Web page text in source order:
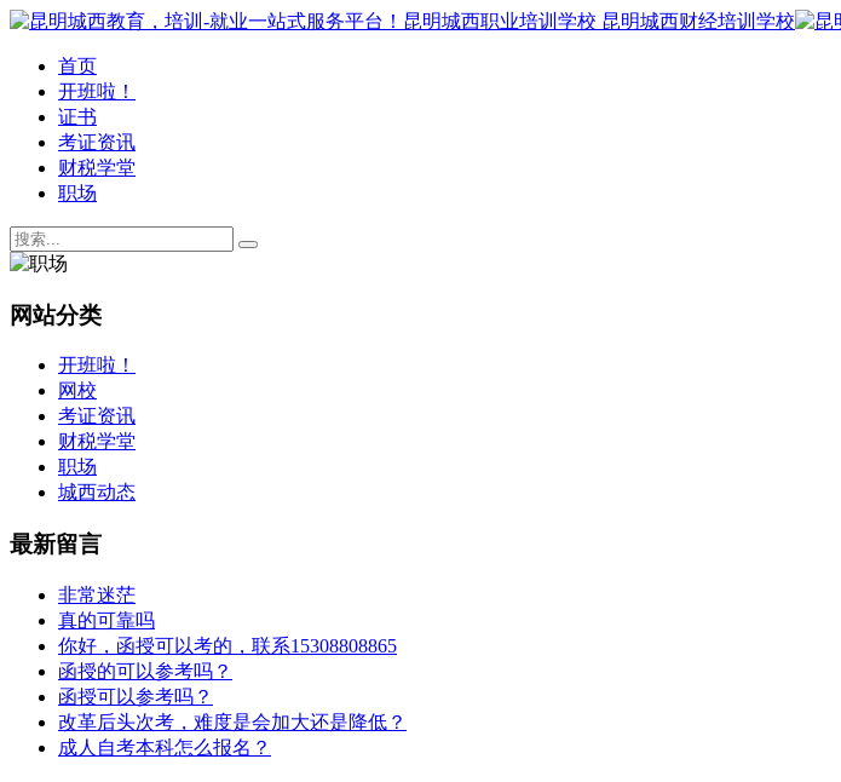
首页
开班啦！
证书
考证资讯
财税学堂
职场
网站分类
开班啦！
网校
考证资讯
财税学堂
职场
城西动态
最新留言
非常迷茫
真的可靠吗
你好，函授可以考的，联系15308808865
函授的可以参考吗？
函授可以参考吗？
改革后头次考，难度是会加大还是降低？
成人自考本科怎么报名？